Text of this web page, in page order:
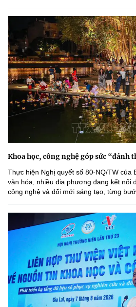
Khoa học, công nghệ góp sức “đánh
Thực hiện Nghị quyết số 80-NQ/TW của
văn hóa, nhiều địa phương đang kết nối
công nghệ và đổi mới sáng tạo, từng